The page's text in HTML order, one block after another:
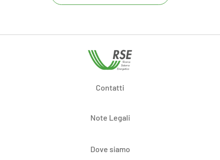
Contatti
Note Legali
Dove siamo